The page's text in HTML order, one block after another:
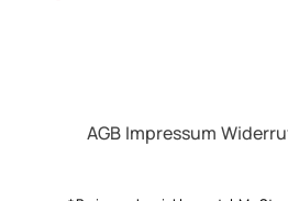
AGB Impressum